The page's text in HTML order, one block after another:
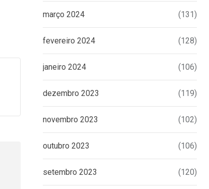
março 2024 (131)
fevereiro 2024 (128)
janeiro 2024 (106)
dezembro 2023 (119)
novembro 2023 (102)
outubro 2023 (106)
setembro 2023 (120)